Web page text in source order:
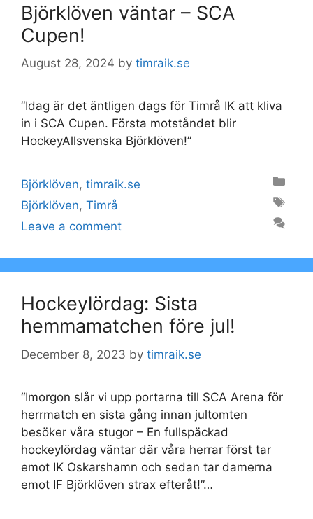
Björklöven väntar – SCA
Cupen!
August 28, 2024 by timraik.se
“Idag är det äntligen dags för Timrå IK att kliva
in i SCA Cupen. Första motståndet blir
HockeyAllsvenska Björklöven!”
Categories
Björklöven, timraik.se
Tags
Björklöven, Timrå
Leave a comment
Hockeylördag: Sista
hemmamatchen före jul!
December 8, 2023 by timraik.se
“Imorgon slår vi upp portarna till SCA Arena för
herrmatch en sista gång innan jultomten
besöker våra stugor – En fullspäckad
hockeylördag väntar där våra herrar först tar
emot IK Oskarshamn och sedan tar damerna
emot IF Björklöven strax efteråt!”…